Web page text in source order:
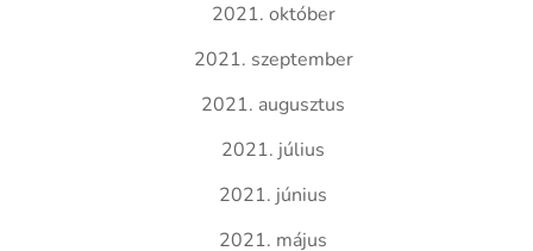
2021. október
2021. szeptember
2021. augusztus
2021. július
2021. június
2021. május